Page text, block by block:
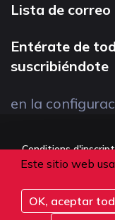
Este sitio web
OK, aceptar
Lista de correo
Entérate de
suscribiéndote
en la
Conditions
Politique de
Conditions
Suivez-nous